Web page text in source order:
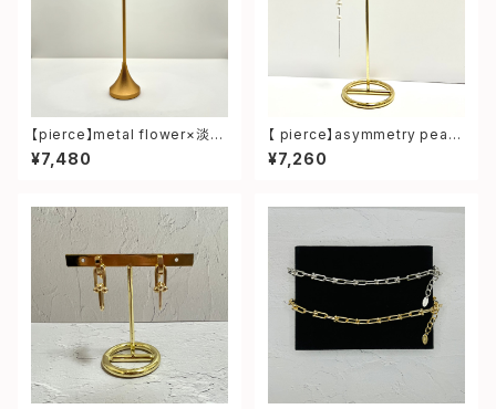
【pierce】metal flower×淡水
パール pierce
¥7,480
【 pierce】asymmetry pearl
pierce
¥7,260